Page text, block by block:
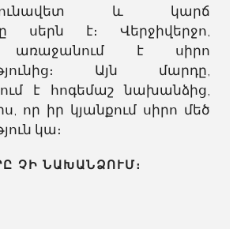
և կարճ
սերն է։ Վերջիվերջո,
առաջանում է սիրո
Այն մարդը,
է հոգեմաշ նախանձից,
որ իր կյանքում սիրո մեծ
կա։
ՉԻ ՆԱԽԱՆՁՈՒՄ։